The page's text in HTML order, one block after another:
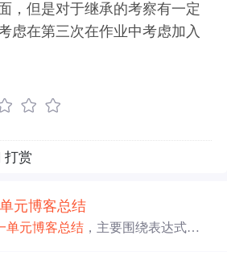
，但是对于继承的考察有一定
虑在第三次在作业中考虑加入
打赏
单元博客总结
单元博客总结 ，主要围绕表达式化